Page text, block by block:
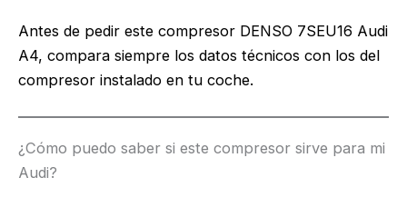
Antes de pedir este compresor DENSO 7SEU16 Audi
A4, compara siempre los datos técnicos con los del
compresor instalado en tu coche.
¿Cómo puedo saber si este compresor sirve para mi
Audi?